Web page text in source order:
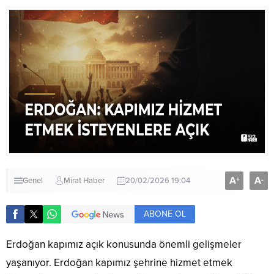
Genel Mirat Haber 20/02/2026 19:04 A+ A-
ABONE OL
Erdoğan kapımız açık konusunda önemli gelişmeler
yaşanıyor. Erdoğan kapımız şehrine hizmet etmek